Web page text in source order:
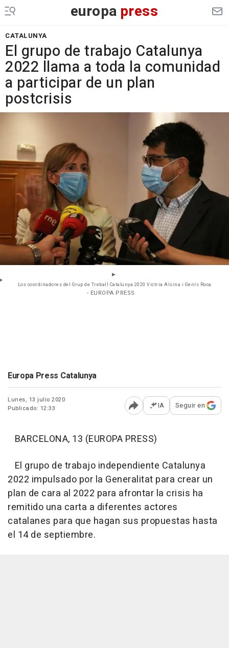
europa press
CATALUNYA
El grupo de trabajo Catalunya
2022 llama a toda la comunidad
a participar de un plan
postcrisis
Los coordinadores del Grup de Treball Catalunya 2020 Victria Alsina i Genís Roca
- EUROPA PRESS
Europa Press Catalunya
Lunes, 13 julio 2020
Publicado: 12:33
Abrir opciones para
IA Seguir en
BARCELONA, 13 (EUROPA PRESS)
El grupo de trabajo independiente Catalunya
2022 impulsado por la Generalitat para crear un
plan de cara al 2022 para afrontar la crisis ha
remitido una carta a diferentes actores
catalanes para que hagan sus propuestas hasta
el 14 de septiembre.